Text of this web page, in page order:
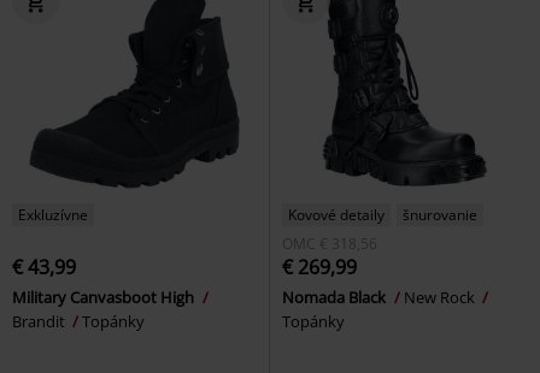
Exkluzívne
€ 43,99
Military Canvasboot High
Brandit
Topánky
Kovové detaily
šnurovanie
OMC € 318,56
€ 269,99
Nomada Black
New Rock
Topánky